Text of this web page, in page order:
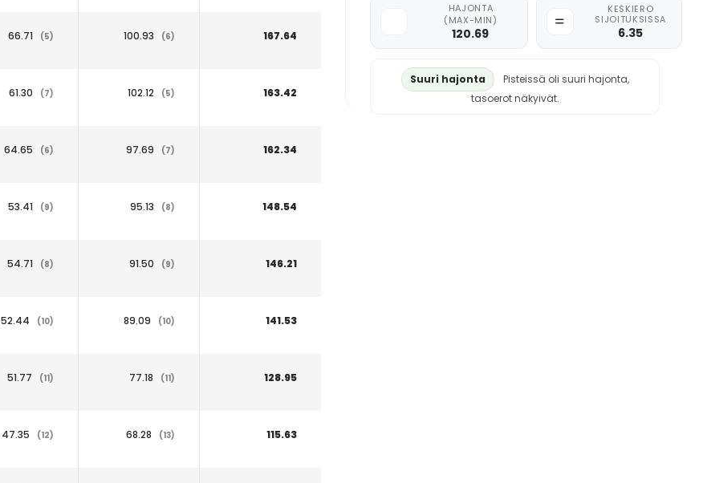
66.71 (5) 100.93 (6) 167.64
61.30 (7) 102.12 (5) 163.42
64.65 (6) 97.69 (7) 162.34
53.41 (9) 95.13 (8) 148.54
54.71 (8) 91.50 (9) 146.21
52.44 (10) 89.09 (10) 141.53
51.77 (11) 77.18 (11) 128.95
47.35 (12) 68.28 (13) 115.63
HAJONTA
(MAX-MIN)
120.69
KESKIERO
SIJOITUKSISSA
6.35
Suuri hajonta
Pisteissä oli suuri hajonta,
tasoerot näkyivät.